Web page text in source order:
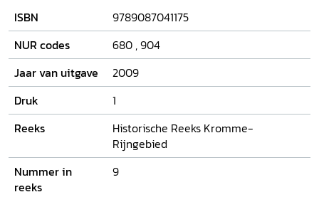
groot aantal illustraties en kaarten, waarvan een deel niet
eerder is gepubliceerd. Het bevat ook veel persoonlijke
verhalen: onderhoud van dijken is mensenwerk. Ad van
Bemmel verbindt de geschiedenis van de Lekdijk
nadrukkelijk met de huidige aandacht voor toekomstige
hoge waterstanden en het overheidsbeleid 'Ruimte voor de
Rivier'.
ISBN
9789087041175
NUR codes
680 ,904
Jaar van uitgave
2009
Druk
1
Reeks
Historische Reeks Kromme-
Rijngebied
Nummer in
reeks
9